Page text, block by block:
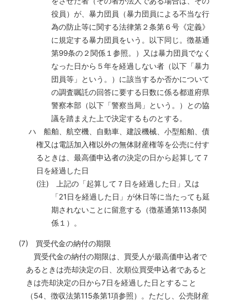
役員）が、暴力団員（暴力団員による不当な行
為の防止等に関する法律第２条第６号《定義》
に規定する暴力団員をいう。以下同じ。徴基通
第99条の２関係１参照。）又は暴力団員でなく
なった日から５年を経過しない者（以下「暴力
団員等」という。）に該当するか否かについて
の調査嘱託の回答に要する日数に係る都道府県
警察本部（以下「警察当局」という。）との協
議を踏まえた上で決定するものとする。
ハ 船舶、航空機、自動車、建設機械、小型船舶、債
権又は電話加入権以外の無体財産権等を公売に付す
るときは、最高価申込者の決定の日から起算して７
日を経過した日
(注) 上記の「起算して７日を経過した日」又は
「21日を経過した日」が休日等に当たっても延
期されないことに留意する（徴基通第113条関
係１）。
(7) 買受代金の納付の期限
買受代金の納付の期限は、買受人が最高価申込者で
あるときは売却決定の日、次順位買受申込者であると
きは売却決定の日から7日を経過した日とすること
（54、徴収法第115条第1項参照）。ただし、公売財産